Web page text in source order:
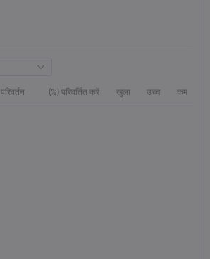
परिवर्तन (%) परिवर्तित करें खुला उच्च कम